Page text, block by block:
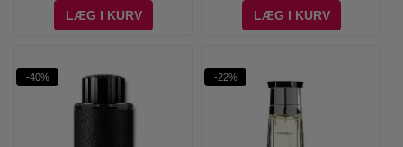
LÆG I KURV
LÆG I KURV
-40% -22%